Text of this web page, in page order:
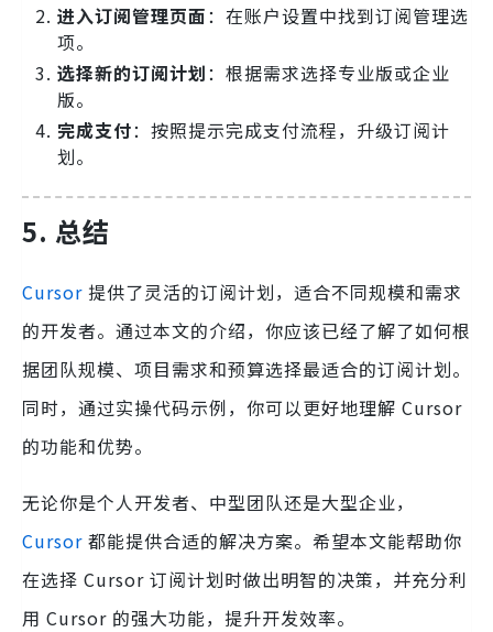
进入订阅管理页面：在账户设置中找到订阅管理选
项。
选择新的订阅计划：根据需求选择专业版或企业
版。
完成支付：按照提示完成支付流程，升级订阅计
划。
5. 总结
Cursor 提供了灵活的订阅计划，适合不同规模和需求
的开发者。通过本文的介绍，你应该已经了解了如何根
据团队规模、项目需求和预算选择最适合的订阅计划。
同时，通过实操代码示例，你可以更好地理解 Cursor
的功能和优势。
无论你是个人开发者、中型团队还是大型企业，
Cursor 都能提供合适的解决方案。希望本文能帮助你
在选择 Cursor 订阅计划时做出明智的决策，并充分利
用 Cursor 的强大功能，提升开发效率。